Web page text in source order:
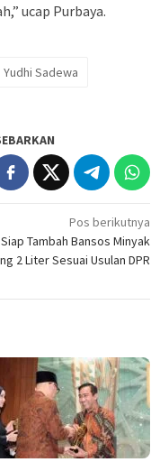
ucap Purbaya.
Sadewa
Pos berikutnya
Tambah Bansos Minyak
2 Liter Sesuai Usulan DPR